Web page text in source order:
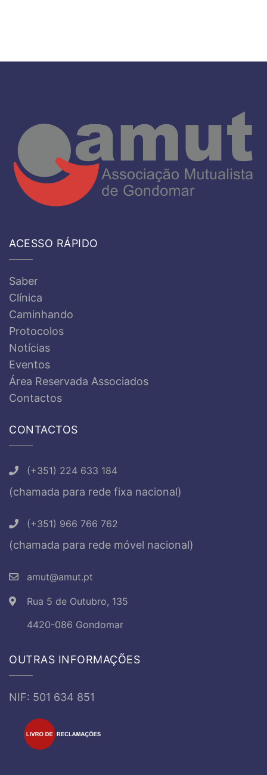
ACESSO RÁPIDO
Saber
Clínica
Caminhando
Protocolos
Notícias
Eventos
Área Reservada Associados
Contactos
CONTACTOS
(+351) 224 633 184
(chamada para rede fixa nacional)
(+351) 966 766 762
(chamada para rede móvel nacional)
amut@amut.pt
Rua 5 de Outubro, 135
4420-086 Gondomar
OUTRAS INFORMAÇÕES
NIF: 501 634 851